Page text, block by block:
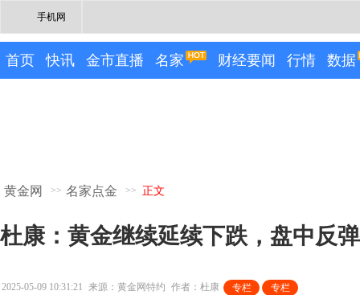
手机网
首页 快讯 金市直播 名家 财经要闻 行情 数据
黄金网 >> 名家点金 >> 正文
杜康：黄金继续延续下跌，盘中反
2025-05-09 10:31:21 来源：黄金网特约 作者：杜康 专栏 专栏